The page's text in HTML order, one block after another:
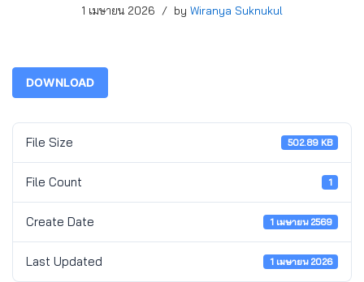
1 เมษายน 2026 by Wiranya Suknukul
DOWNLOAD
File Size 502.89 KB
File Count 1
Create Date 1 เมษายน 2569
Last Updated 1 เมษายน 2026